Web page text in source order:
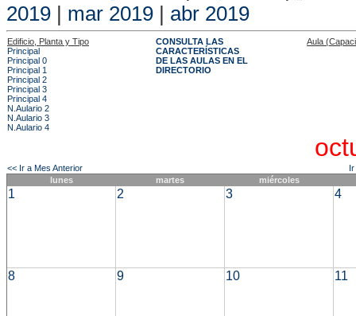
2019 | mar 2019 | abr 2019
Edificio, Planta y Tipo
Principal
Principal 0
Principal 1
Principal 2
Principal 3
Principal 4
N.Aulario 2
N.Aulario 3
N.Aulario 4
CONSULTA LAS
CARACTERÍSTICAS
DE LAS AULAS EN EL
DIRECTORIO
Aula
<< Ir a Mes Anterior
lunes
martes miércoles
1 2 3 4
8 9 10 11